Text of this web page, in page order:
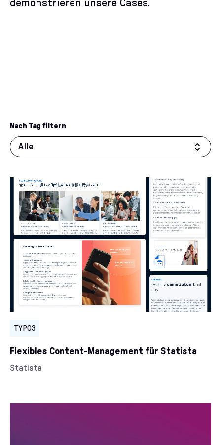
demonstrieren unsere Cases.
Nach Tag filtern
Flexibles Content-Management für Statista
Kunde/Kundin:
Statista
Kategorien:
TYPO3